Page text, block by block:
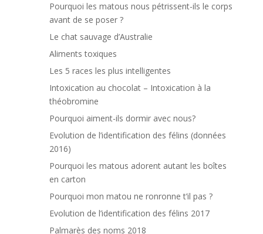
Pourquoi les matous nous pétrissent-ils le corps
avant de se poser ?
Le chat sauvage d’Australie
Aliments toxiques
Les 5 races les plus intelligentes
Intoxication au chocolat – Intoxication à la
théobromine
Pourquoi aiment-ils dormir avec nous?
Evolution de l’identification des félins (données
2016)
Pourquoi les matous adorent autant les boîtes
en carton
Pourquoi mon matou ne ronronne t’il pas ?
Evolution de l’identification des félins 2017
Palmarès des noms 2018